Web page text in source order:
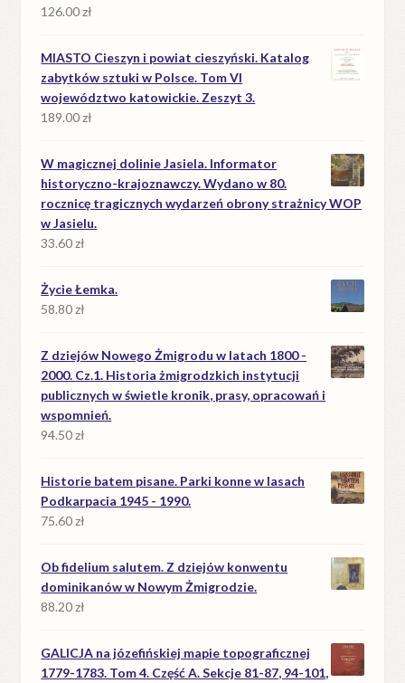
126.00zł
MIASTO Cieszyn i powiat cieszyński. Katalog
zabytków sztuki w Polsce. Tom VI
województwo katowickie. Zeszyt 3.
189.00zł
W magicznej dolinie Jasiela. Informator
historyczno-krajoznawczy. Wydano w 80.
rocznicę tragicznych wydarzeń obrony strażnicy WOP
w Jasielu.
33.60zł
Życie Łemka.
58.80zł
Z dziejów Nowego Żmigrodu w latach 1800 -
2000. Cz.1. Historia żmigrodzkich instytucji
publicznych w świetle kronik, prasy, opracowań i
wspomnień.
94.50zł
Historie batem pisane. Parki konne w lasach
Podkarpacia 1945 - 1990.
75.60zł
Ob fidelium salutem. Z dziejów konwentu
dominikanów w Nowym Żmigrodzie.
88.20zł
GALICJA na józefińskiej mapie topograficznej
1779-1783. Tom 4. Część A. Sekcje 81-87, 94-101,